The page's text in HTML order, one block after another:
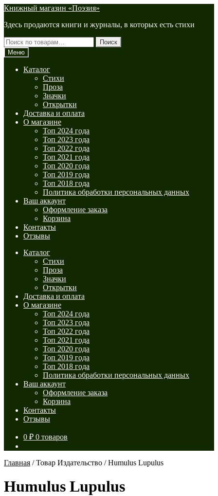
Перейти
навигации
Перейти
содержимому
Книжный магазин «Поэзия»
Здесь продаются книги и журналы, в которых есть стихи
Искать:
Поиск
Меню
Каталог
Стихи
Проза
Значки
Открытки
Доставка и оплата
О магазине
Топ 2024 года
Топ 2023 года
Топ 2022 года
Топ 2021 года
Топ 2020 года
Топ 2019 года
Топ 2018 года
Политика обработки персональных данных
Ваш аккаунт
Оформление заказа
Корзина
Контакты
Отзывы
Каталог
Стихи
Проза
Значки
Открытки
Доставка и оплата
О магазине
Топ 2024 года
Топ 2023 года
Топ 2022 года
Топ 2021 года
Топ 2020 года
Топ 2019 года
Топ 2018 года
Политика обработки персональных данных
Ваш аккаунт
Оформление заказа
Корзина
Контакты
Отзывы
0 ₽ 0 товаров
Главная /Товар Издательство /Humulus Lupulus
Humulus Lupulus